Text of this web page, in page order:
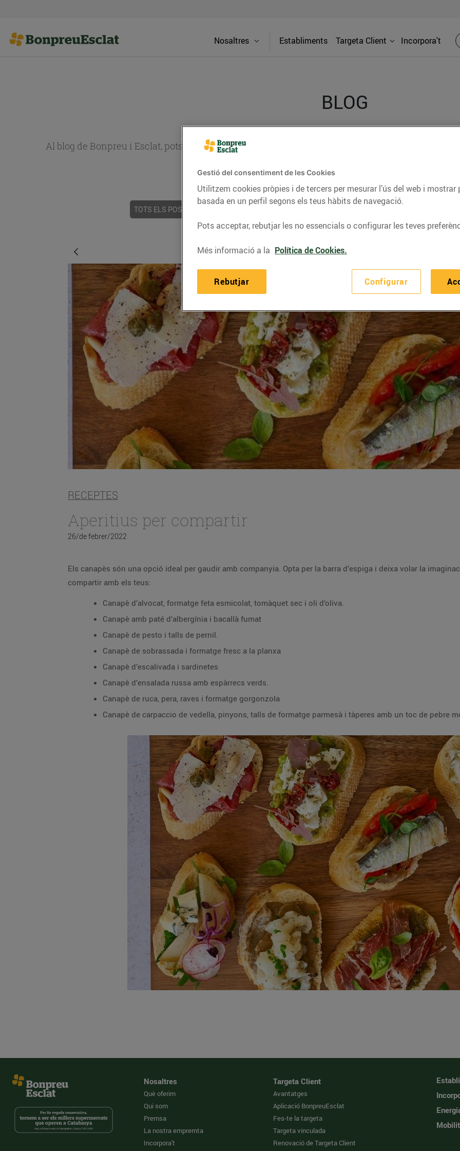
Nosaltres Establiments Targeta Client Incorpora't
BLOG
Al blog de Bonpreu i Esclat, pots trobar receptes, consells nutricionals, informació d’actualitat
TOTS ELS POSTS
RECEPTES
Aperitius per compartir
26/de febrer/2022
Els canapès són una opció ideal per gaudir amb companyia. Opta per la barra d’espiga i deixa volar la
compartir amb els teus:
Canapè d’alvocat, formatge feta esmicolat, tomàquet sec i oli d’oliva.
Canapè amb paté d’albergínia i bacallà fumat
Canapè de pesto i talls de pernil.
Canapè de sobrassada i formatge fresc a la planxa
Canapè d’escalivada i sardinetes
Canapè d’ensalada russa amb espàrrecs verds.
Canapè de ruca, pera, raves i formatge gorgonzola
Canapè de carpaccio de vedella, pinyons, talls de formatge parmesà i tàperes amb un toc de pebre
Nosaltres
Què oferim
Qui som
Premsa
La nostra empremta
Incorpora't
Targeta Client
Avantatges
Aplicació BonpreuEsclat
Fes-te la targeta
Targeta vinculada
Renovació de Targeta Client
Gestió del consentiment de les Cookies
Utilitzem cookies pròpies i de tercers per mesurar l’ús del web i
basada en un perfil segons els teus hàbits de navegació.
Pots acceptar, rebutjar les no essencials o configurar les teves
Més informació a la Política de Cookies.
Configurar
Rebutjar